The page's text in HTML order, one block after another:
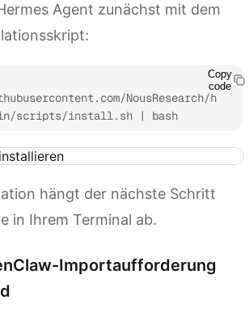
Agent zunächst mit dem
NousResearch/h
scripts/install.sh | bash
Copy
code
hängt der nächste Schritt
in Ihrem Terminal ab.
Importaufforderung